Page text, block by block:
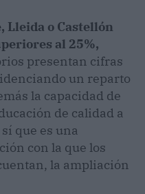
Lleida o Castellón
al 25%,
presentan cifras
un reparto
la capacidad de
de calidad a
que es una
con la que los
la ampliación